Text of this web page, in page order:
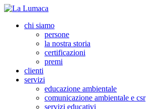
chi siamo
persone
la nostra storia
certificazioni
premi
clienti
servizi
educazione ambientale
comunicazione ambientale e csr
servizi educativi